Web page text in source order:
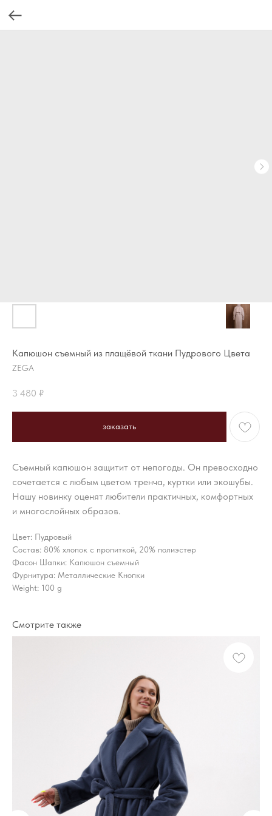
Капюшон съемный из плащёвой ткани Пудрового Цвета
ZEGA
3 480 ₽
заказать
Съемный капюшон защитит от непогоды. Он превосходно
сочетается с любым цветом тренча, куртки или экошубы.
Нашу новинку оценят любители практичных, комфортных
и многослойных образов.
Цвет: Пудровый
Состав: 80% хлопок с пропиткой, 20% полиэстер
Фасон Шапки: Капюшон съемный
Фурнитура: Металлические Кнопки
Weight: 100 g
Смотрите также